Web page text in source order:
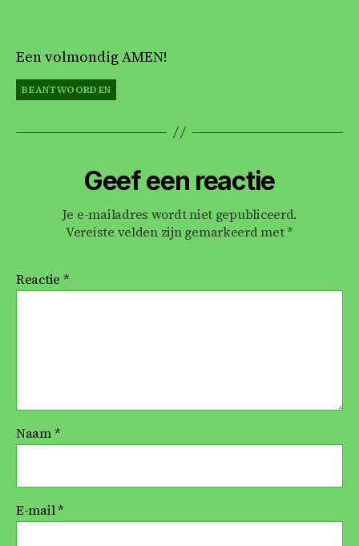
Een volmondig AMEN!
BEANTWOORDEN
Geef een reactie
Je e-mailadres wordt niet gepubliceerd.
Vereiste velden zijn gemarkeerd met*
Reactie *
Naam*
E-mail*